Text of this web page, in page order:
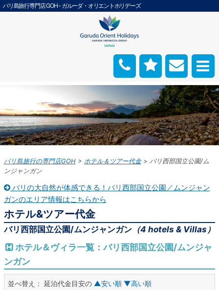
バリ島旅行専門店 GOH - ガルーダ・オリエントホリデーズ
バリ島旅行の専門店GOH ホテル＆ツアー代金
バリ西部国立公園/ム
ンジャンガン
バリの大自然が体感できる！バリ西部国立公園／ムンジャン
ガンのエリア情報はこちらから
ホテル&ツアー代金
バリ西部国立公園/ムンジャンガン（4 hotels & Villas）
ホテル＆ヴィラ一覧：バリ西部国立公園/ムンジャ
ンガン
並べ替え： 延泊代金目安の ▲安い順 ▼高い順